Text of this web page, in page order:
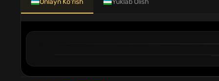
Onlayn Ko'rish Yuklab Olish
1 2